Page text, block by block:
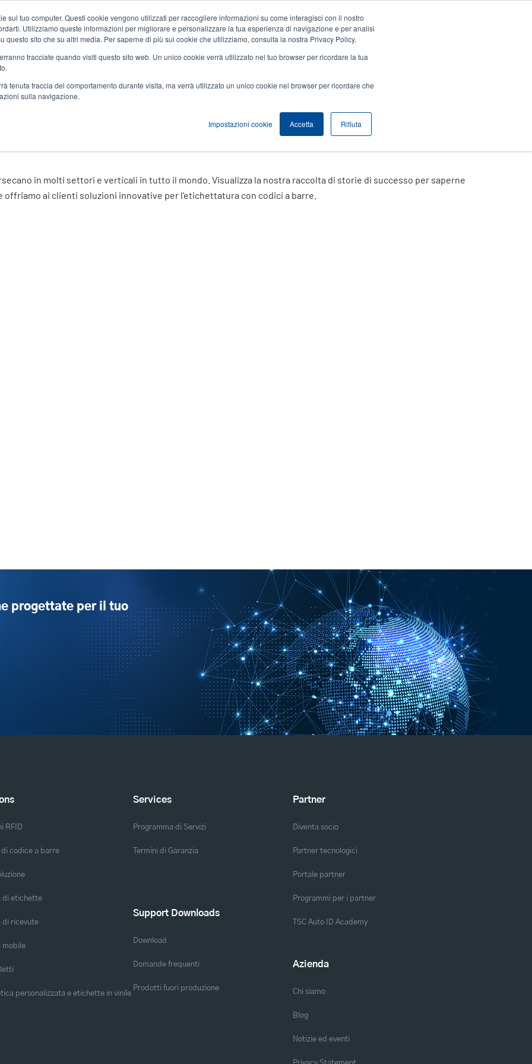
sul tuo computer. Questi cookie vengono utilizzati per raccogliere informazioni su come interagisci con il nostro
Utilizziamo queste informazioni per migliorare e personalizzare la tua esperienza di navigazione e per analisi
questo sito che su altri media. Per saperne di più sui cookie che utilizziamo, consulta la nostra Privacy Policy.
tracciate quando visiti questo sito web. Un unico cookie verrà utilizzato nel tuo browser per ricordare la tua
tenuta traccia del comportamento durante visita, ma verrà utilizzato un unico cookie nel browser per ricordare che
sulla navigazione.
Impostazioni cookie Accetta Rifiuta
User
account
Notizie ed eventi Azienda
User
Anonymous
Accedi / Registrati
Servizi Supporto e download Partner Seleziona Prodotti
in molti settori e verticali in tutto il mondo. Visualizza la nostra raccolta di storie di successo per saperne
offriamo ai clienti soluzioni innovative per l'etichettatura con codici a barre.
progettate per il tuo
RFID
codice a barre
di etichette
di ricevute
mobile
personalizzata e etichette in vinile
Services
Programma di Servizi
Termini di Garanzia
Support Downloads
Download
Domande frequenti
Prodotti fuori produzione
Partner
Diventa socio
Partner tecnologici
Portale partner
Programmi per i partner
TSC Auto ID Academy
Azienda
Chi siamo
Blog
Notizie ed eventi